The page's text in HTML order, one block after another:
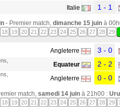
Italie 1 - 1
- Premier match, dimanche 15 juin à
18 19 20 21 22 23 24 25 26 27 28 29
Angleterre 3 - 0
Equateur 2 - 2
Angleterre 0 - 0
match, samedi 14 juin à 21h00 :
18 19 20 21 22 23 24 25 26 27 28 29